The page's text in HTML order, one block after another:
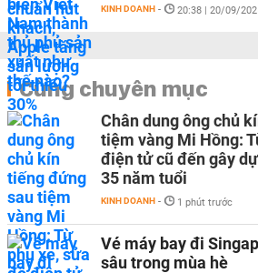
KINH DOANH - 20:38 | 20/09/
Cùng chuyên mục
Chân dung ông chủ
tiệm vàng Mi Hồng:
điện tử cũ đến gây
35 năm tuổi
KINH DOANH - 1 phút trước
Vé máy bay đi
sâu trong mùa hè